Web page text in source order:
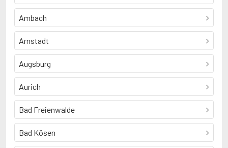
Ambach
Arnstadt
Augsburg
Aurich
Bad Freienwalde
Bad Kösen